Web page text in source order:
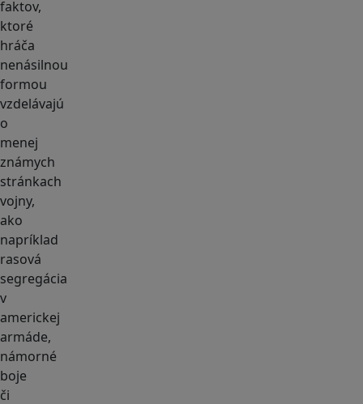
faktov,
ktoré
hráča
nenásilnou
formou
vzdelávajú
o
menej
známych
stránkach
vojny,
ako
napríklad
rasová
segregácia
v
americkej
armáde,
námorné
boje
či